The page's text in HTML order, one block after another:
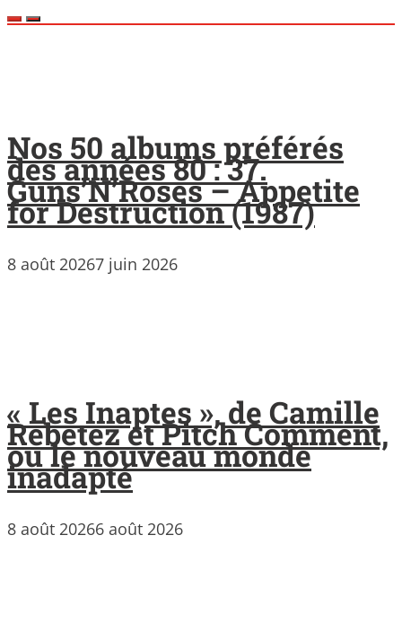
Nos 50 albums préférés
des années 80 : 37.
Guns’N’Roses – Appetite
for Destruction (1987)
8 août 20267 juin 2026
« Les Inaptes », de Camille
Rebetez et Pitch Comment,
ou le nouveau monde
inadapté
8 août 20266 août 2026